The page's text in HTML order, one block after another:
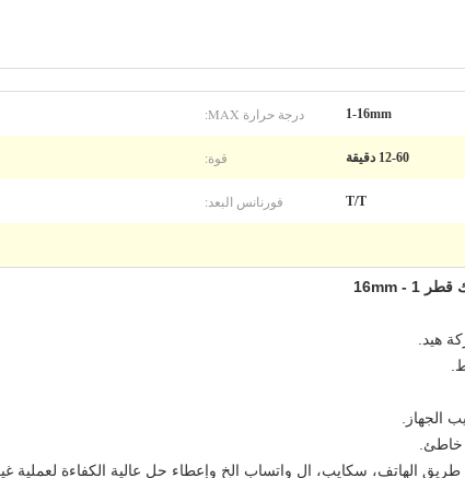
1-16mm درجة حرارة MAX:
12-60 دقيقة قوة:
T/T فورنانس البعد:
هيد.
الجهاز.
خاطئ.
الهاتف، سكايب، ال واتساب الخ وإعطاء حل عالية الكفاءة لعملية غير